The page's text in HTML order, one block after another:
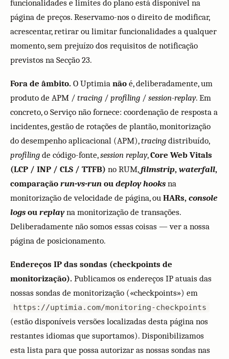
funcionalidades e limites do plano está disponível na
página de preços. Reservamo-nos o direito de modificar,
acrescentar, retirar ou limitar funcionalidades a qualquer
momento, sem prejuízo dos requisitos de notificação
previstos na Secção 23.
Fora de âmbito. O Uptimia não é, deliberadamente, um
produto de APM / tracing / profiling / session-replay. Em
concreto, o Serviço não fornece: coordenação de resposta a
incidentes, gestão de rotações de plantão, monitorização
do desempenho aplicacional (APM),tracing distribuído,
profiling de código-fonte,session replay,Core Web Vitals
(LCP / INP / CLS / TTFB) no RUM, filmstrip, waterfall,
comparação run-vs-run ou deploy hooks na
monitorização de velocidade de página, ou HARs, console
logs ou replayna monitorização de transações.
Deliberadamente não somos essas coisas — ver a nossa
página de posicionamento.
Endereços IP das sondas (checkpoints de
monitorização). Publicamos os endereços IP atuais das
nossas sondas de monitorização («checkpoints») em
https://uptimia.com/monitoring-checkpoints
(estão disponíveis versões localizadas desta página nos
restantes idiomas que suportamos). Disponibilizamos
esta lista para que possa autorizar as nossas sondas nas